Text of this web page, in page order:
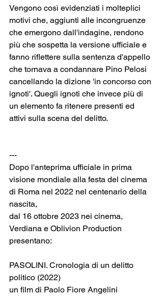
Vengono così evidenziati i molteplici
motivi che, aggiunti alle incongruenze
che emergono dall'indagine, rendono
più che sospetta la versione ufficiale e
fanno riflettere sulla sentenza d'appello
che tornava a condannare Pino Pelosi
cancellando la dizione 'in concorso con
ignoti'. Quegli ignoti che invece più di
un elemento fa ritenere presenti ed
attivi sulla scena del delitto.
---
Dopo l'anteprima ufficiale in prima
visione mondiale alla festa del cinema
di Roma nel 2022 nel centenario della
nascita,
dal 16 ottobre 2023 nei cinema,
Verdiana e Oblivion Production
presentano:
PASOLINI. Cronologia di un delitto
politico (2022)
un film di Paolo Fiore Angelini